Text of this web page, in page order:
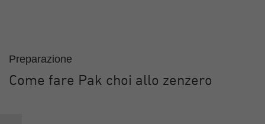
Preparazione
Come fare Pak choi allo zenzero